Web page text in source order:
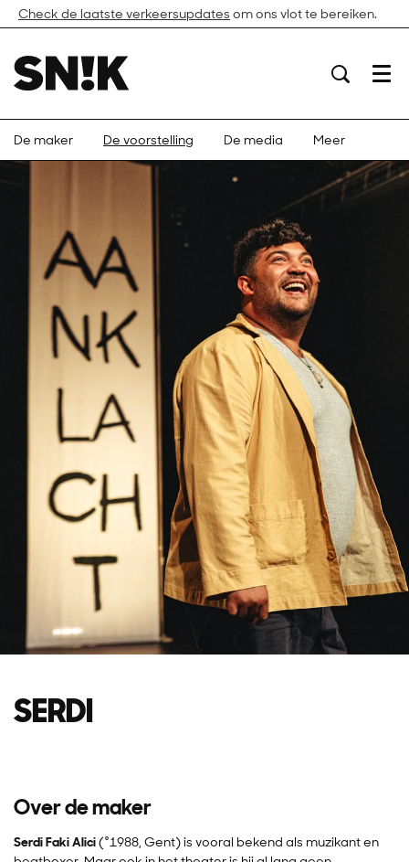
Check de laatste verkeersupdates om ons vlot te bereiken.
Menu
De maker De voorstelling De media Meer
SERDI
Over de maker
Serdi Faki Alici(°1988, Gent) is vooral bekend als muzikant en